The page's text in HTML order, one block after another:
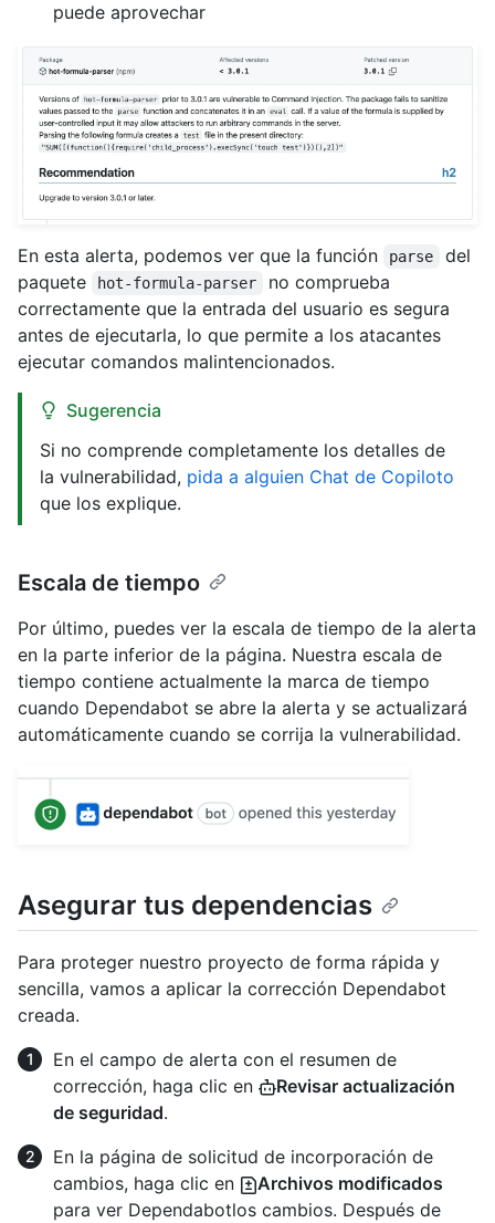
puede aprovechar
En esta alerta, podemos ver que la función parse
del
paquete
hot-formula-parser
no comprueba
correctamente que la entrada del usuario es segura
antes de ejecutarla, lo que permite a los atacantes
ejecutar comandos malintencionados.
Sugerencia
Si no comprende completamente los detalles de
la vulnerabilidad, pida a alguien Chat de Copiloto
que los explique.
Escala de tiempo
Por último, puedes ver la escala de tiempo de la alerta
en la parte inferior de la página. Nuestra escala de
tiempo contiene actualmente la marca de tiempo
cuando Dependabot se abre la alerta y se actualizará
automáticamente cuando se corrija la vulnerabilidad.
Asegurar tus dependencias
Para proteger nuestro proyecto de forma rápida y
sencilla, vamos a aplicar la corrección Dependabot
creada.
En el campo de alerta con el resumen de
corrección, haga clic en
Revisar actualización
de seguridad.
En la página de solicitud de incorporación de
cambios, haga clic en
Archivos modificados
para ver Dependabotlos cambios. Después de